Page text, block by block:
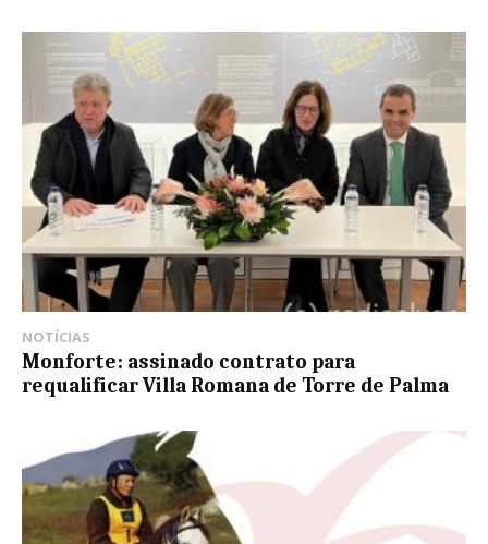
NOTÍCIAS
Monforte: assinado contrato para
requalificar Villa Romana de Torre de Palma